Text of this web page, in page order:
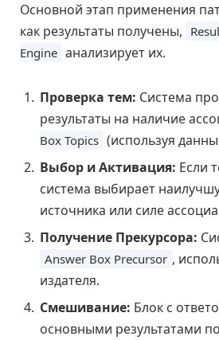
Основной этап применения
как результаты получены,
Engine анализирует их.
Проверка тем: Система
результаты на наличие
Box Topics (используя
Выбор и Активация: Если
система выбирает
источника или силе
Получение Прекурсора:
Answer Box Precursor ,
издателя.
Смешивание: Блок с
основными результатами